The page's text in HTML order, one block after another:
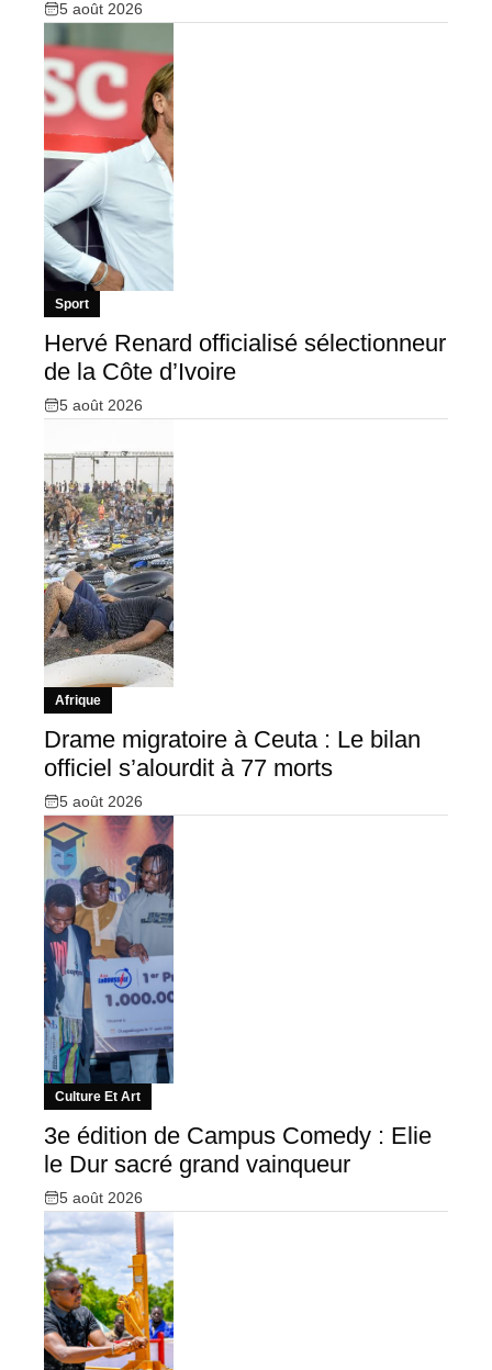
5 août 2026
Sport
Hervé Renard officialisé sélectionneur
de la Côte d’Ivoire
5 août 2026
Afrique
Drame migratoire à Ceuta : Le bilan
officiel s’alourdit à 77 morts
5 août 2026
Culture Et Art
3e édition de Campus Comedy : Elie
le Dur sacré grand vainqueur
5 août 2026